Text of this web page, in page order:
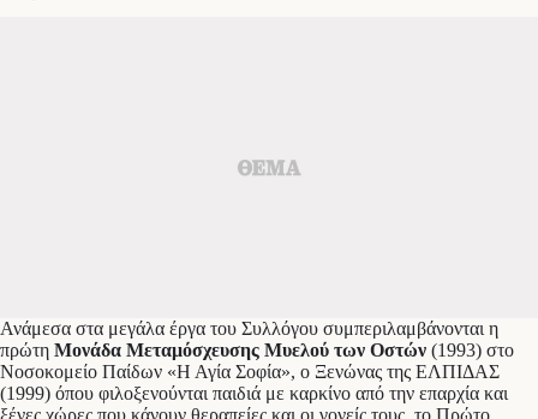
Ανάμεσα στα μεγάλα έργα του Συλλόγου συμπεριλαμβάνονται η
πρώτη Μονάδα Μεταμόσχευσης Μυελού των Οστών (1993) στο
Νοσοκομείο Παίδων «Η Αγία Σοφία», ο Ξενώνας της ΕΛΠΙΔΑΣ
(1999) όπου φιλοξενούνται παιδιά με καρκίνο από την επαρχία και